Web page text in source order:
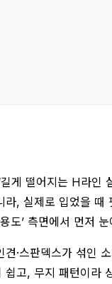
떨어지는 H라인
, 실제로 입었을
도’ 측면에서 먼저
·스판덱스가 섞
고, 무지 패턴이라